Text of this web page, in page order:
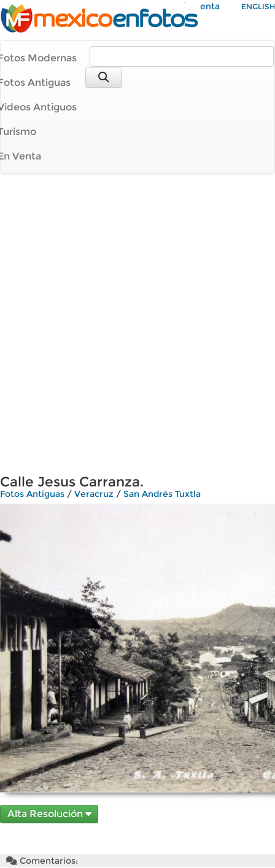
Mi Cuenta ENGLISH
Modernas
Antiguas
Antiguos
Venta
Calle Jesus Carranza.
Fotos Antiguas / Veracruz / San Andrés Tuxtla
Alta Resolución
Comentarios: